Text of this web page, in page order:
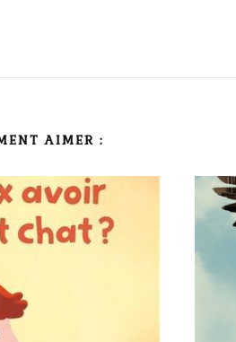
AIMER :